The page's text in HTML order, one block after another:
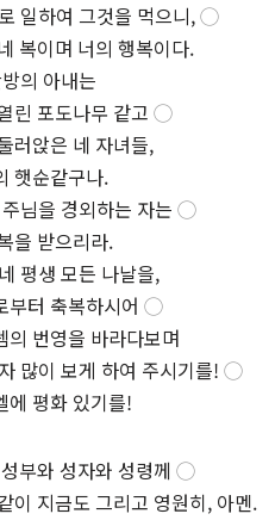
일하여 그것을 먹으니,◯
복이며 너의 행복이다.
의 아내는
린 포도나무 같고 ◯
러앉은 네 자녀들,
햇순같구나.
님을 경외하는 자는 ◯
을 받으리라.
평생 모든 나날을,
터 축복하시어 ◯
번영을 바라다보며
많이 보게 하여 주시기를! ◯
평화 있기를!
부와 성자와 성령께 ◯
이 지금도 그리고 영원히, 아멘.